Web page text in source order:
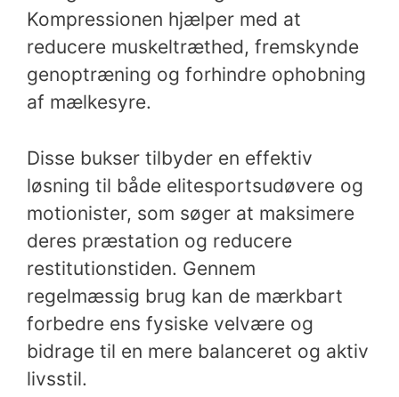
Kompressionen hjælper med at
reducere muskeltræthed, fremskynde
genoptræning og forhindre ophobning
af mælkesyre.
Disse bukser tilbyder en effektiv
løsning til både elitesportsudøvere og
motionister, som søger at maksimere
deres præstation og reducere
restitutionstiden. Gennem
regelmæssig brug kan de mærkbart
forbedre ens fysiske velvære og
bidrage til en mere balanceret og aktiv
livsstil.